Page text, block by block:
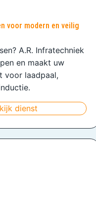
voor modern en veilig
A.R. Infratechniek
en maakt uw
voor laadpaal,
dienst